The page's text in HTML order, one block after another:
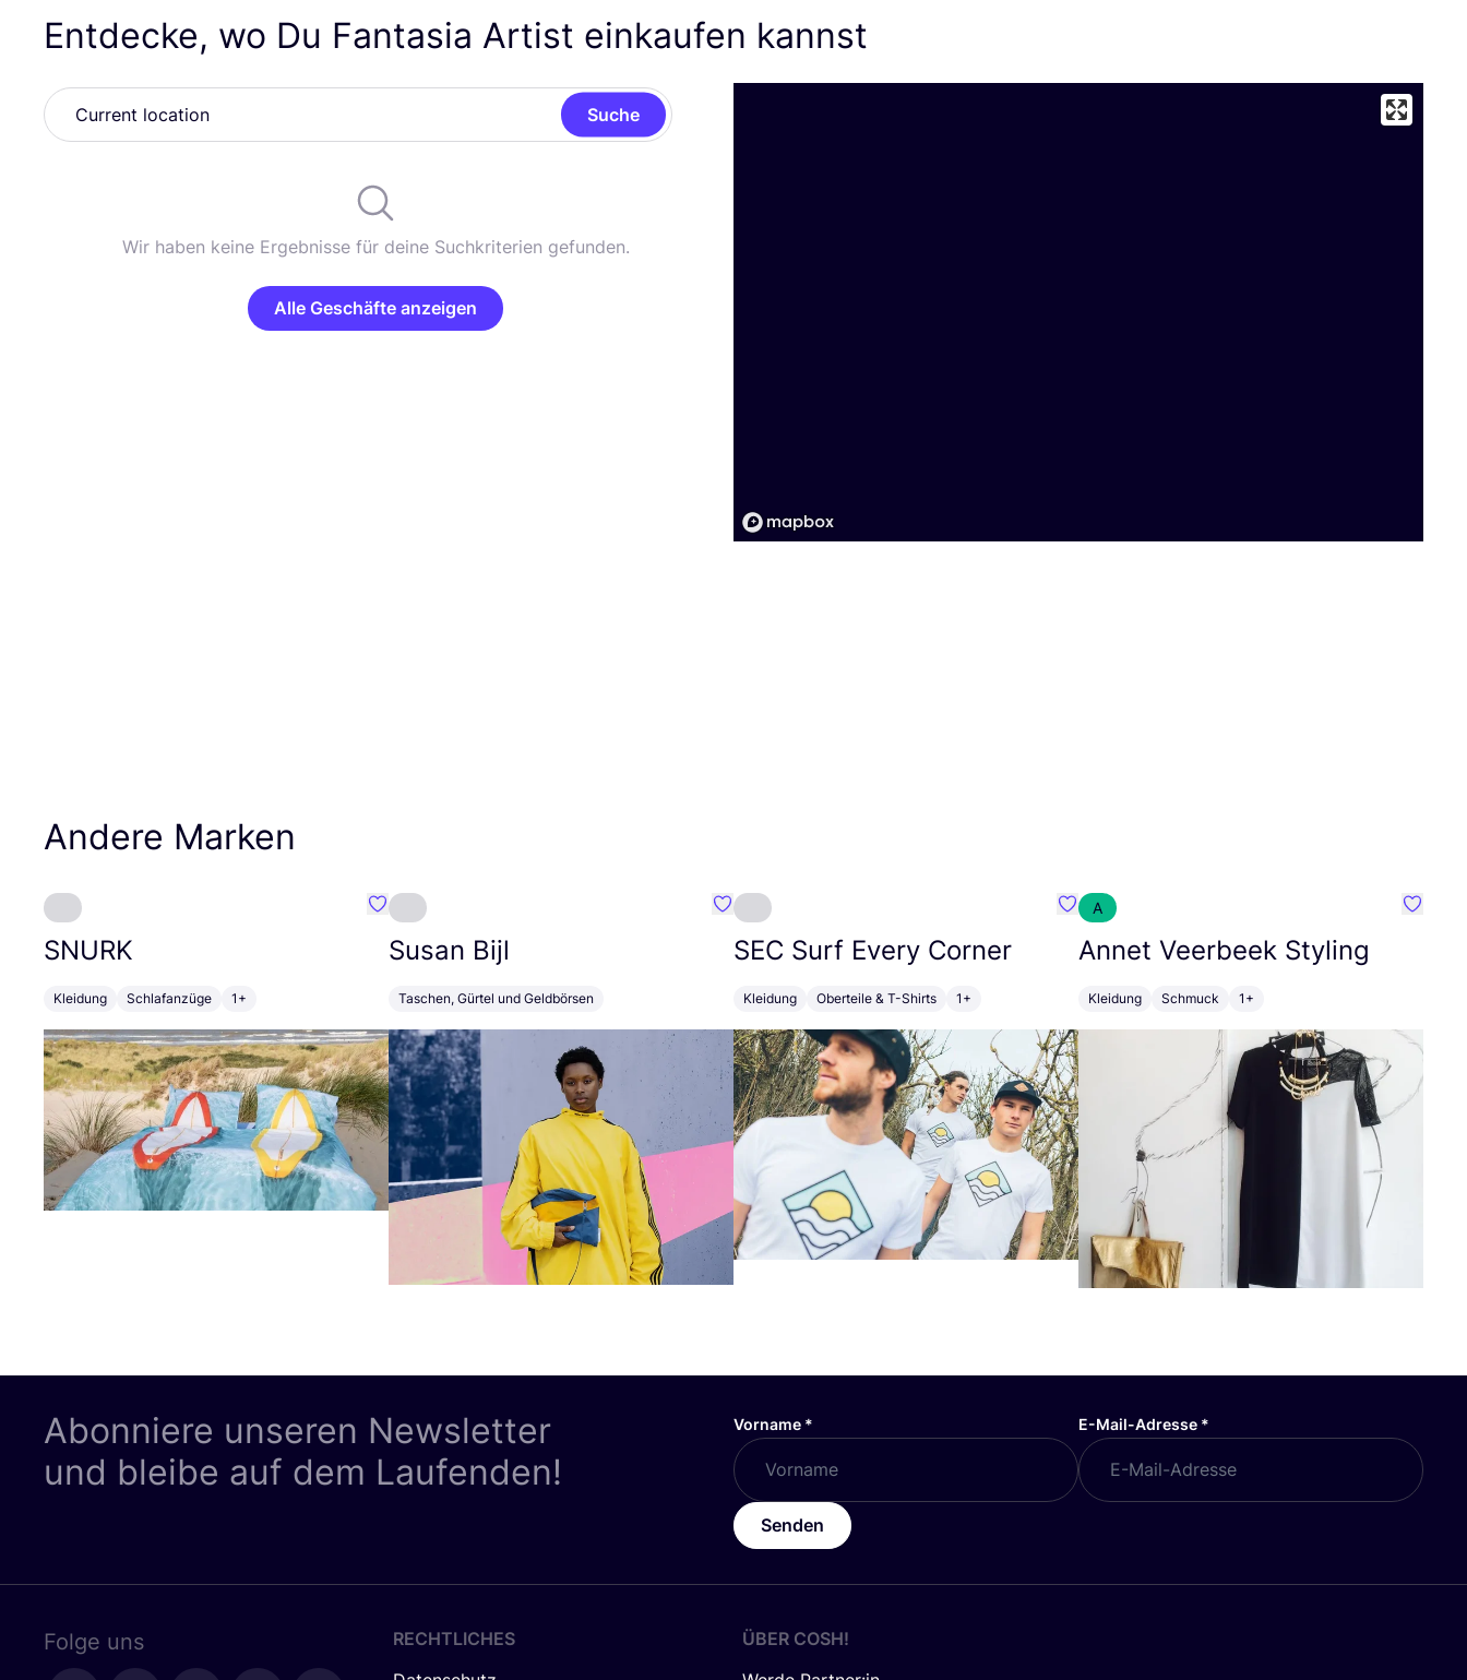
Entdecke, wo Du Fantasia Artist einkaufen kannst
Suche
Wir haben keine Ergebnisse für deine Suchkriterien gefunden.
Alle Geschäfte anzeigen
Andere Marken
SNURK
Kleidung Schlafanzüge 1+
Favorit SNURK
Susan Bijl
Taschen, Gürtel und Geldbörsen
Favorit Susan Bijl
SEC Surf Every Corner
Kleidung Oberteile & T-Shirts 1+
Favorit SEC Surf Every Corner
A
Annet Veerbeek Styling
Kleidung Schmuck 1+
Favorit
Abonniere unseren Newsletter
und bleibe auf dem Laufenden!
Vorname * E-Mail-Adresse *
Senden
Folge uns
RECHTLICHES
ÜBER COSH!